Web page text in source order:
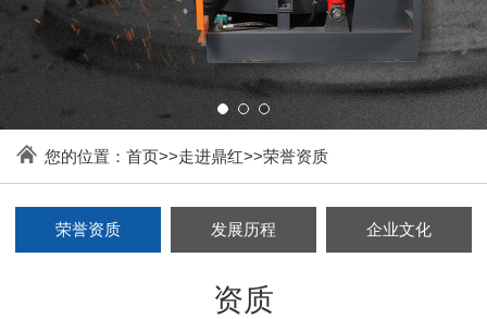
您的位置： 首页>>走进鼎红>>荣誉资质
荣誉资质 发展历程 企业文化
资质